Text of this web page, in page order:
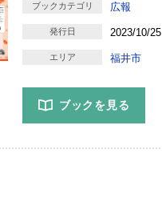
ブックカテゴリ 広報
発行日 2023/10/25
エリア 福井市
ブックを見る